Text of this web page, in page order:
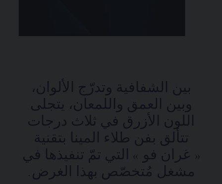
بين الشفافية وتدرّج الألوان،
وبين العمق واللمعان، يتجلى
اللون الأزرق في ثلاث درجات
تتألق بفن طلاء المينا بتقنية
« غران فو » التي تمّ تنفيذها في
مشغل مُتخصّص بهذا الغرض.